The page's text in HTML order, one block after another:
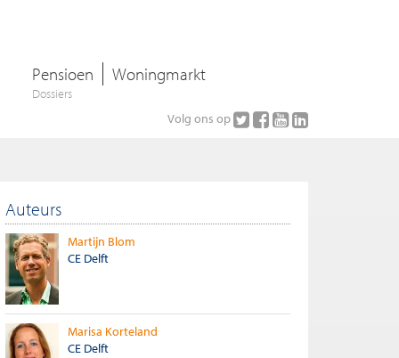
Pensioen Woningmarkt
Dossiers
Volg ons op
Auteurs
Martijn Blom
CE Delft
Marisa Korteland
CE Delft